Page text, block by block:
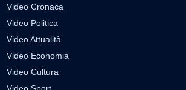
Video Cronaca
Video Politica
Video Attualità
Video Economia
Video Cultura